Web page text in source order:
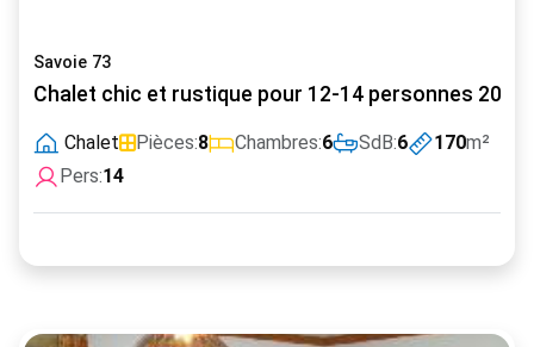
Savoie 73
Chalet chic et rustique pour 12-14 personnes
Chalet Pièces:8 Chambres:6 SdB:6 170m²
Pers:14